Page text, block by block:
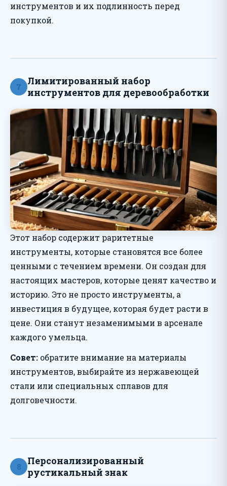
инструментов и их подлинность перед
покупкой.
7
Лимитированный набор
инструментов для деревообработки
Этот набор содержит раритетные
инструменты, которые становятся все более
ценными с течением времени. Он создан для
настоящих мастеров, которые ценят качество и
историю. Это не просто инструменты, а
инвестиция в будущее, которая будет расти в
цене. Они станут незаменимыми в арсенале
каждого умельца.
Совет: обратите внимание на материалы
инструментов, выбирайте из нержавеющей
стали или специальных сплавов для
долговечности.
8
Персонализированный
рустикальный знак